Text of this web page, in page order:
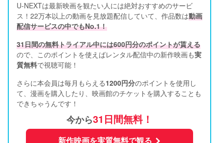
U-NEXTは最新映画を観たい人には絶対おすすめのサービ
ス！22万本以上の動画を見放題配信していて、作品数は動画
配信サービスの中でもNo.1！
31日間の無料トライアル中には600円分のポイントが貰える
ので、このポイントを使えばレンタル配信中の新作映画も実
質無料で視聴可能！
さらに本会員は毎月もらえる1200円分のポイントを使用し
て、漫画を購入したり、映画館のチケットを購入することも
できちゃうんです！
今から31日間無料！
新作映画を実質無料で観る